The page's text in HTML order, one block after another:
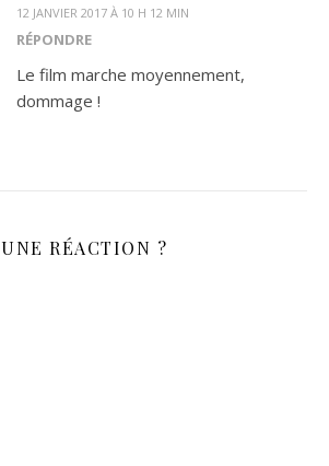
12 JANVIER 2017 À 10 H 12 MIN
RÉPONDRE
Le film marche moyennement,
dommage !
UNE RÉACTION ?